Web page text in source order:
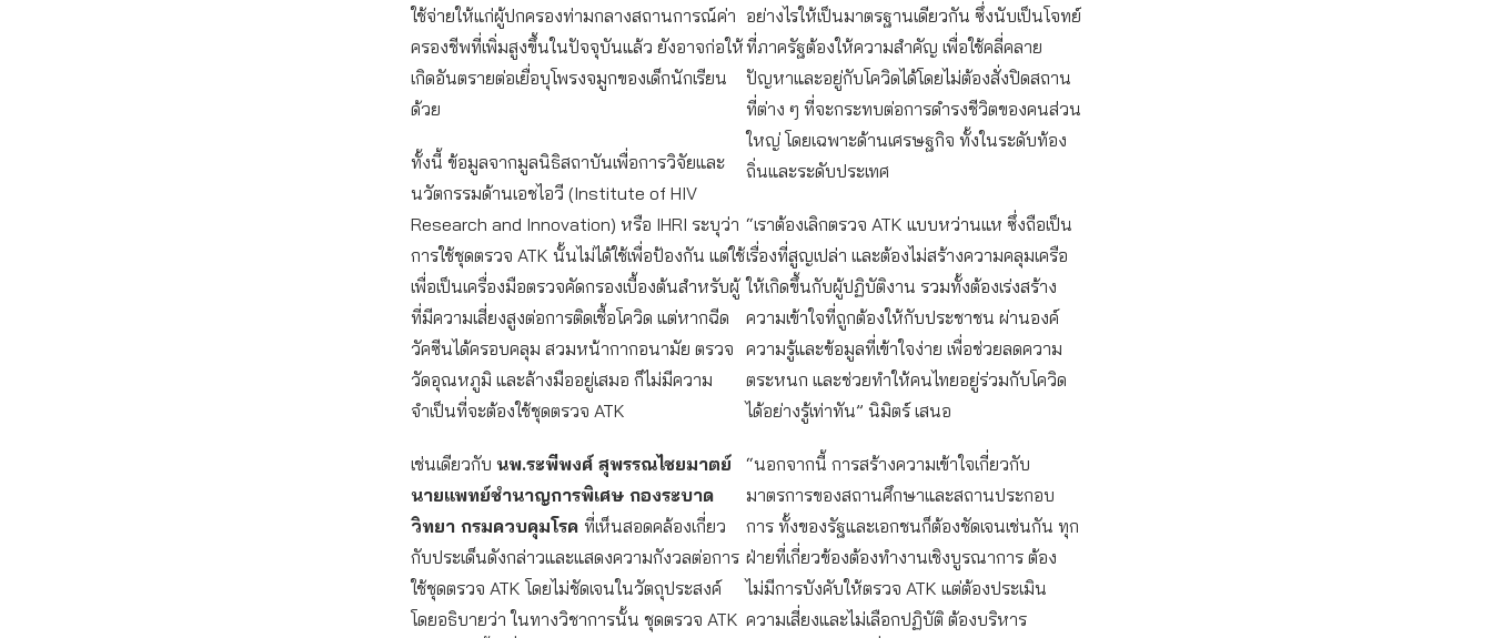
ใช้จ่ายให้แก่ผู้ปกครองท่ามกลางสถานการณ์ค่า
ครองชีพที่เพิ่มสูงขึ้นในปัจจุบันแล้ว ยังอาจก่อให้
เกิดอันตรายต่อเยื่อบุโพรงจมูกของเด็กนักเรียน
ด้วย
ทั้งนี้ ข้อมูลจากมูลนิธิสถาบันเพื่อการวิจัยและ
นวัตกรรมด้านเอชไอวี (Institute of HIV
Research and Innovation) หรือ IHRI ระบุว่า
การใช้ชุดตรวจ ATK นั้นไม่ได้ใช้เพื่อป้องกัน แต่ใช้
เพื่อเป็นเครื่องมือตรวจคัดกรองเบื้องต้นสำหรับผู้
ที่มีความเสี่ยงสูงต่อการติดเชื้อโควิด แต่หากฉีด
วัคซีนได้ครอบคลุม สวมหน้ากากอนามัย ตรวจ
วัดอุณหภูมิ และล้างมืออยู่เสมอ ก็ไม่มีความ
จำเป็นที่จะต้องใช้ชุดตรวจ ATK
เช่นเดียวกับ นพ.ระพีพงศ์ สุพรรณไชยมาตย์
นายแพทย์ชำนาญการพิเศษ กองระบาด
วิทยา กรมควบคุมโรค ที่เห็นสอดคล้องเกี่ยว
กับประเด็นดังกล่าวและแสดงความกังวลต่อการ
ใช้ชุดตรวจ ATK โดยไม่ชัดเจนในวัตถุประสงค์
โดยอธิบายว่า ในทางวิชาการนั้น ชุดตรวจ ATK
อย่างไรให้เป็นมาตรฐานเดียวกัน ซึ่งนับเป็นโจทย์
ที่ภาครัฐต้องให้ความสำคัญ เพื่อใช้คลี่คลาย
ปัญหาและอยู่กับโควิดได้โดยไม่ต้องสั่งปิดสถาน
ที่ต่าง ๆ ที่จะกระทบต่อการดำรงชีวิตของคนส่วน
ใหญ่ โดยเฉพาะด้านเศรษฐกิจ ทั้งในระดับท้อง
ถิ่นและระดับประเทศ
“เราต้องเลิกตรวจ ATK แบบหว่านแห ซึ่งถือเป็น
เรื่องที่สูญเปล่า และต้องไม่สร้างความคลุมเครือ
ให้เกิดขึ้นกับผู้ปฏิบัติงาน รวมทั้งต้องเร่งสร้าง
ความเข้าใจที่ถูกต้องให้กับประชาชน ผ่านองค์
ความรู้และข้อมูลที่เข้าใจง่าย เพื่อช่วยลดความ
ตระหนก และช่วยทำให้คนไทยอยู่ร่วมกับโควิด
ได้อย่างรู้เท่าทัน” นิมิตร์ เสนอ
“นอกจากนี้ การสร้างความเข้าใจเกี่ยวกับ
มาตรการของสถานศึกษาและสถานประกอบ
การ ทั้งของรัฐและเอกชนก็ต้องชัดเจนเช่นกัน ทุก
ฝ่ายที่เกี่ยวข้องต้องทำงานเชิงบูรณาการ ต้อง
ไม่มีการบังคับให้ตรวจ ATK แต่ต้องประเมิน
ความเสี่ยงและไม่เลือกปฏิบัติ ต้องบริหาร